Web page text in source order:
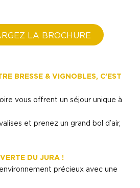
LA BROCHURE
BRESSE & VIGNOBLES, C’EST
vous offrent un séjour unique à
et prenez un grand bol d’air,
DU JURA !
précieux avec une